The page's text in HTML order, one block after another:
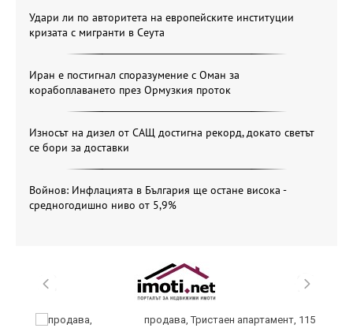
Удари ли по авторитета на европейските институции
кризата с мигранти в Сеута
Иран е постигнал споразумение с Оман за
корабоплаването през Ормузкия проток
Износът на дизел от САЩ достигна рекорд, докато светът
се бори за доставки
Войнов: Инфлацията в България ще остане висока -
средногодишно ниво от 5,9%
продава, Тристаен апартамент, 115